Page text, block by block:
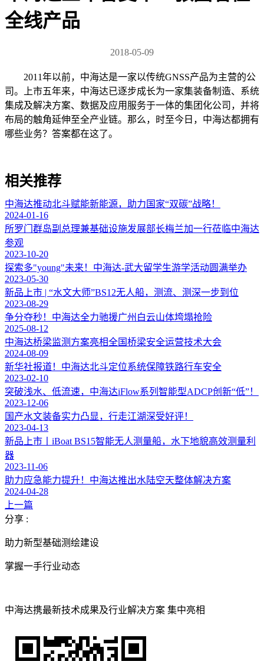
全线产品
2018-05-09
2011年以前，中海达是一家以传统GNSS产品为主营的公
司。上市五年来，中海达已逐步成长为一家集装备制造、系统
集成及解决方案、数据及应用服务于一体的集团化公司，并将
布局的触角延伸至全产业链。那么，时至今日，中海达都拥有
哪些业务？答案都在这了。
相关推荐
中海达推动北斗赋能新能源，助力国家“双碳”战略！
2024-01-16
所罗门群岛副总理兼基础设施发展部长梅兰加一行莅临中海达
参观
2023-10-20
探索多"young"未来！中海达-武大留学生游学活动圆满举办
2023-05-30
新品上市 | “水文大师”BS12无人船，测流、测深一步到位
2023-08-29
争分夺秒！中海达全力驰援广州白云山体垮塌抢险
2025-08-12
中海达桥梁监测方案亮相全国桥梁安全运营技术大会
2024-08-09
新华社报道！中海达北斗定位系统保障铁路行车安全
2023-02-10
突破浅水、低流速，中海达iFlow系列智能型ADCP创新“低”！
2023-12-06
国产水文装备实力凸显，行走江湖深受好评！
2023-04-13
新品上市丨iBoat BS15智能无人测量船，水下地貌高效测量利
器
2023-11-06
助力应急能力提升！中海达推出水陆空天整体解决方案
2024-04-28
上一篇
分享 :
助力新型基础测绘建设
掌握一手行业动态
中海达携最新技术成果及行业解决方案 集中亮相